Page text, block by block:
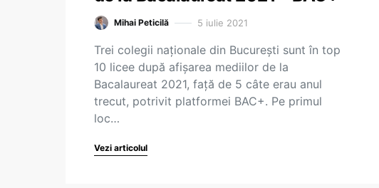
Mihai Peticilă 5 iulie 2021
Trei colegii naționale din București sunt în top
10 licee după afișarea mediilor de la
Bacalaureat 2021, față de 5 câte erau anul
trecut, potrivit platformei BAC+. Pe primul
loc…
Vezi articolul